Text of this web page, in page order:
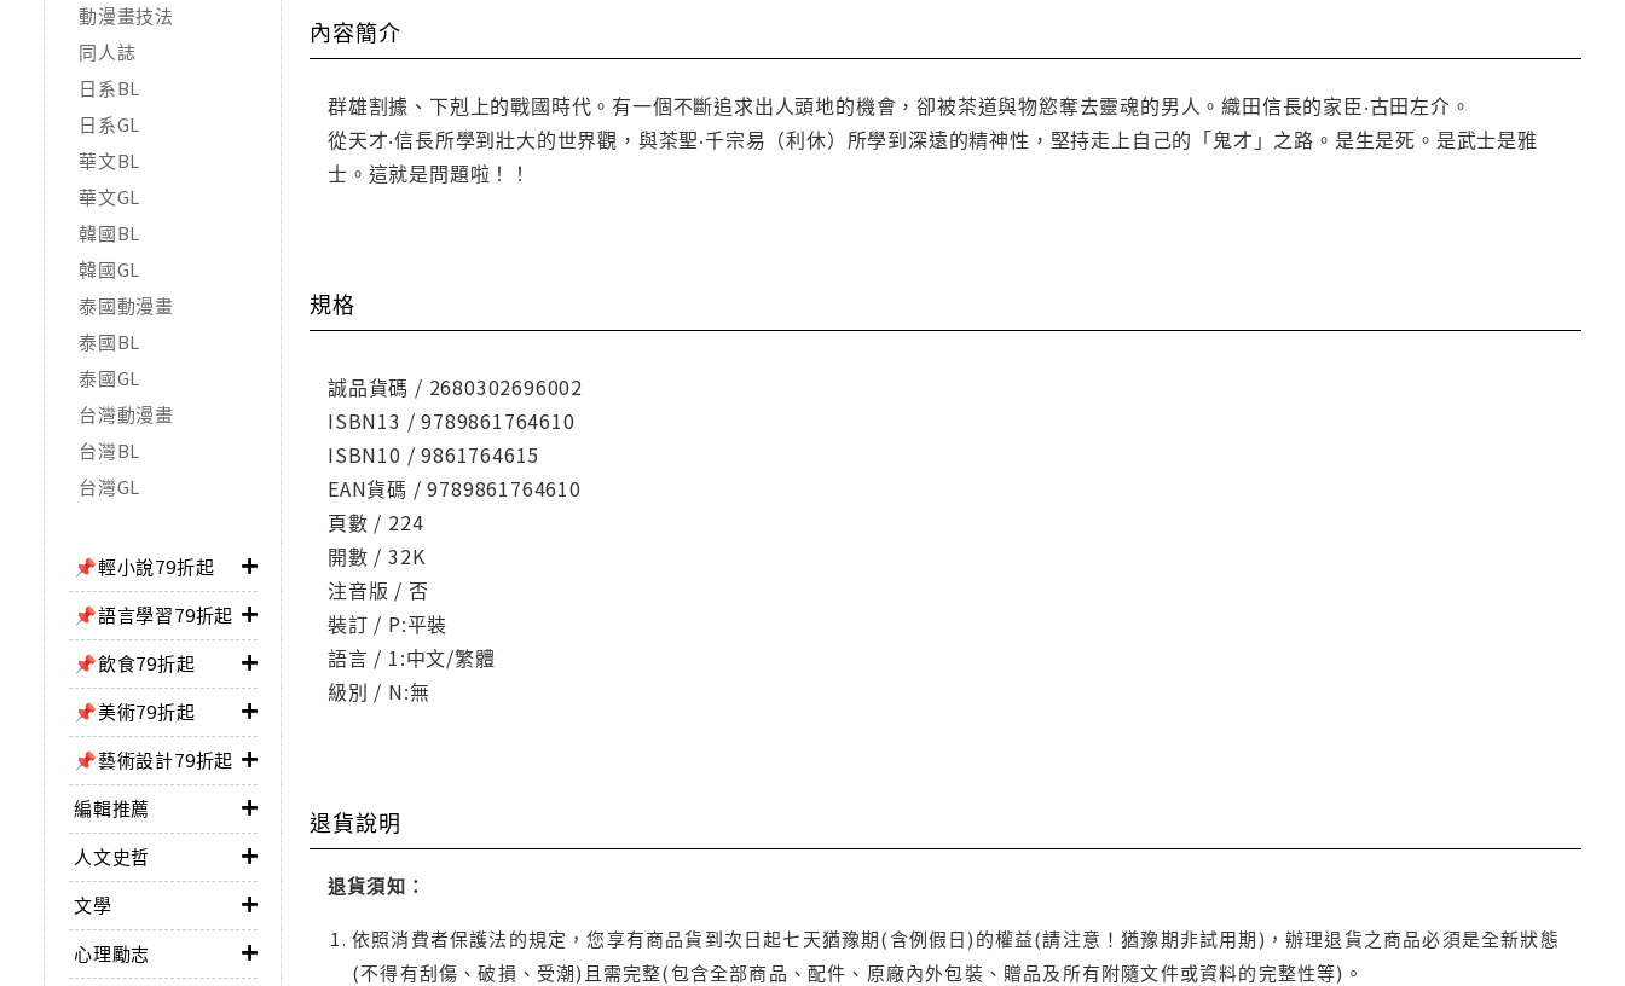
動漫畫技法
同人誌
日系BL
日系GL
華文BL
華文GL
韓國BL
韓國GL
泰國動漫畫
泰國BL
泰國GL
台灣動漫畫
台灣BL
台灣GL
📌輕小說79折起
📌語言學習79折起
📌飲食79折起
📌美術79折起
📌藝術設計79折起
編輯推薦
人文史哲
文學
心理勵志
內容簡介
群雄割據、下剋上的戰國時代。有一個不斷追求出人頭地的機會，卻被茶道與物慾奪去靈魂的男人。織田信長的家臣‧古田左介。
從天才‧信長所學到壯大的世界觀，與茶聖‧千宗易（利休）所學到深遠的精神性，堅持走上自己的「鬼才」之路。是生是死。是武士是雅
士。這就是問題啦！！
規格
誠品貨碼 / 2680302696002
ISBN13 / 9789861764610
ISBN10 / 9861764615
EAN貨碼 / 9789861764610
頁數 / 224
開數 / 32K
注音版 / 否
裝訂 / P:平裝
語言 / 1:中文/繁體
級別 / N:無
退貨說明
退貨須知：
依照消費者保護法的規定，您享有商品貨到次日起七天猶豫期(含例假日)的權益(請注意！猶豫期非試用期)，辦理退貨之商品必須是全新狀態
(不得有刮傷、破損、受潮)且需完整(包含全部商品、配件、原廠內外包裝、贈品及所有附隨文件或資料的完整性等)。